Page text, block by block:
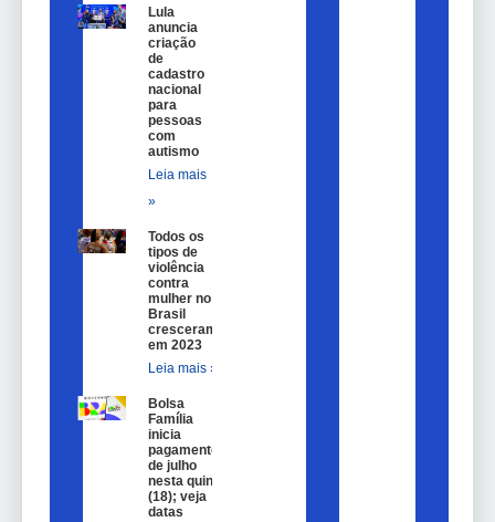
Lula
anuncia
criação
de
cadastro
nacional
para
pessoas
com
autismo
Leia mais
»
Todos os
tipos de
violência
contra
mulher no
Brasil
cresceram
em 2023
Leia mais »
Bolsa
Família
inicia
pagamentos
de julho
nesta quinta
(18); veja
datas